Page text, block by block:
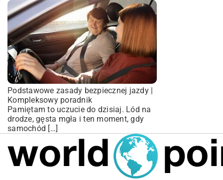
Podstawowe zasady bezpiecznej jazdy |
Kompleksowy poradnik
Pamiętam to uczucie do dzisiaj. Lód na
drodze, gęsta mgła i ten moment, gdy
samochód […]